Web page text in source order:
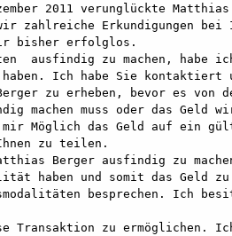
2011 verunglückte
zahlreiche Erkundigungen
bisher erfolglos.
ausfindig zu machen, habe
Ich habe Sie kontaktiert
zu erheben, bevor es von
machen muss oder das
Möglich das Geld auf ein
zu teilen.
Berger ausfindig zu
haben und somit das Geld zu
besprechen. Ich
Transaktion zu